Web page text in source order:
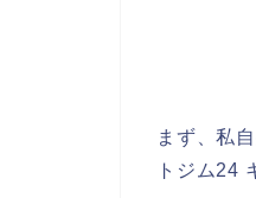
まず、私
トジム24